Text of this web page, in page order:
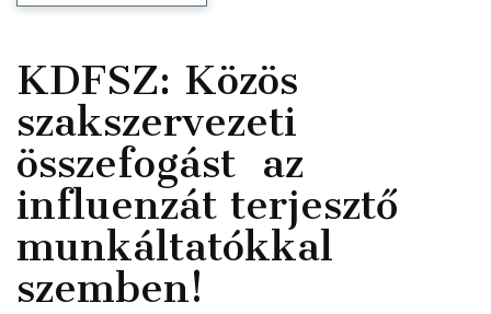
KDFSZ: Közös
szakszervezeti
összefogást az
influenzát terjesztő
munkáltatókkal
szemben!